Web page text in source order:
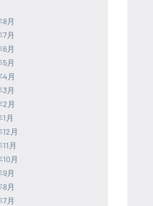
8月
7月
6月
5月
4月
3月
2月
月
月
月
月
9月
8月
7月